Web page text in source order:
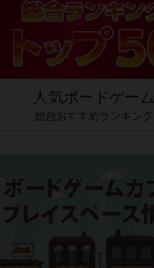
人気ボードゲーム
総合おすすめランキング